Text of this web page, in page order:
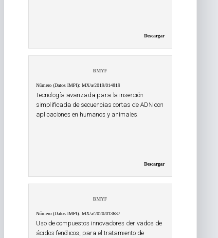
Descargar
BMYF
Número (Datos IMPI): MX/a/2019/014819
Tecnología avanzada para la inserción
simplificada de secuencias cortas de ADN con
aplicaciones en humanos y animales.
Descargar
BMYF
Número (Datos IMPI): MX/a/2020/013637
Uso de compuestos innovadores derivados de
ácidos fenólicos, para el tratamiento de